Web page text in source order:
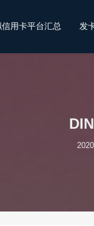
信用卡平台汇总 发